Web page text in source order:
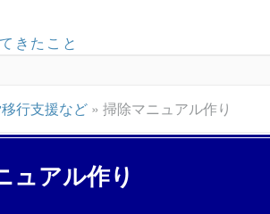
きたこと
行支援など» 掃除マニュアル作り
ュアル作り